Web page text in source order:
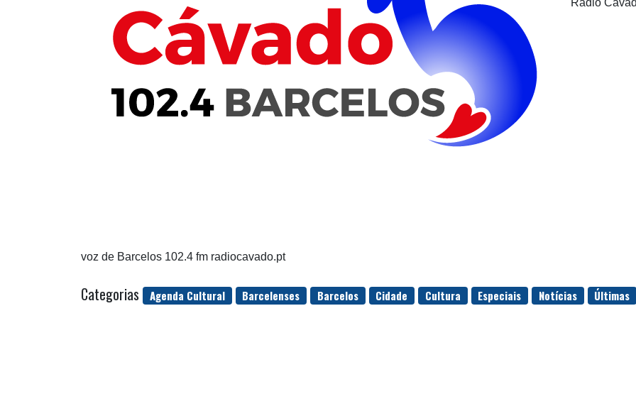
Rádio
voz de Barcelos 102.4 fm radiocavado.pt
Categorias Agenda Cultural Barcelenses Barcelos Cidade Cultura Especiais Notícias Últimas